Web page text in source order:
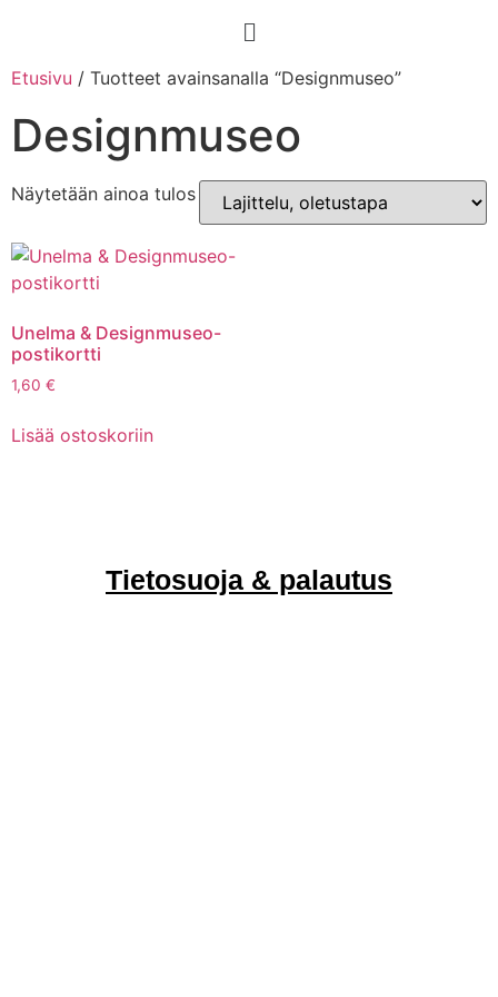
Etusivu / Tuotteet avainsanalla “Designmuseo”
Designmuseo
Näytetään ainoa tulos
Unelma & Designmuseo-
postikortti
1,60 €
Lisää ostoskoriin
Tietosuoja & palautus